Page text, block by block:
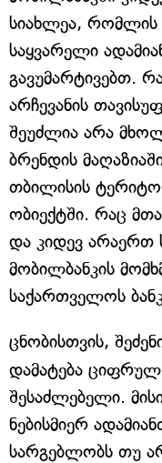
სიახლეა, რომლის
საყვარელი
გავუმარტივებთ.
არჩევანის
შეუძლია არა
ბრენდის
თბილისის
ობიექტში. რაც
და კიდევ არაერთ
მობილბანკის
საქართველოს
ცნობისთვის,
დამატება
შესაძლებელი.
ნებისმიერ
სარგებლობს თუ